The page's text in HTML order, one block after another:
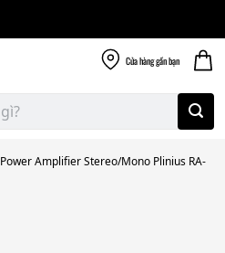
Cửa hànggần bạn
Power Amplifier Stereo/Mono Plinius RA-